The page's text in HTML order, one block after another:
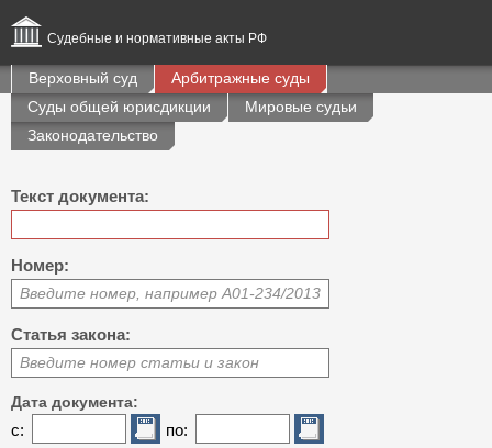
Судебные и нормативные акты РФ
Верховный суд
Арбитражные суды
Суды общей юрисдикции
Мировые судьи
Законодательство
Текст документа:
Номер:
Введите номер, например А01-234/2013
Статья закона:
Введите номер статьи и закон
Дата документа:
с: по: